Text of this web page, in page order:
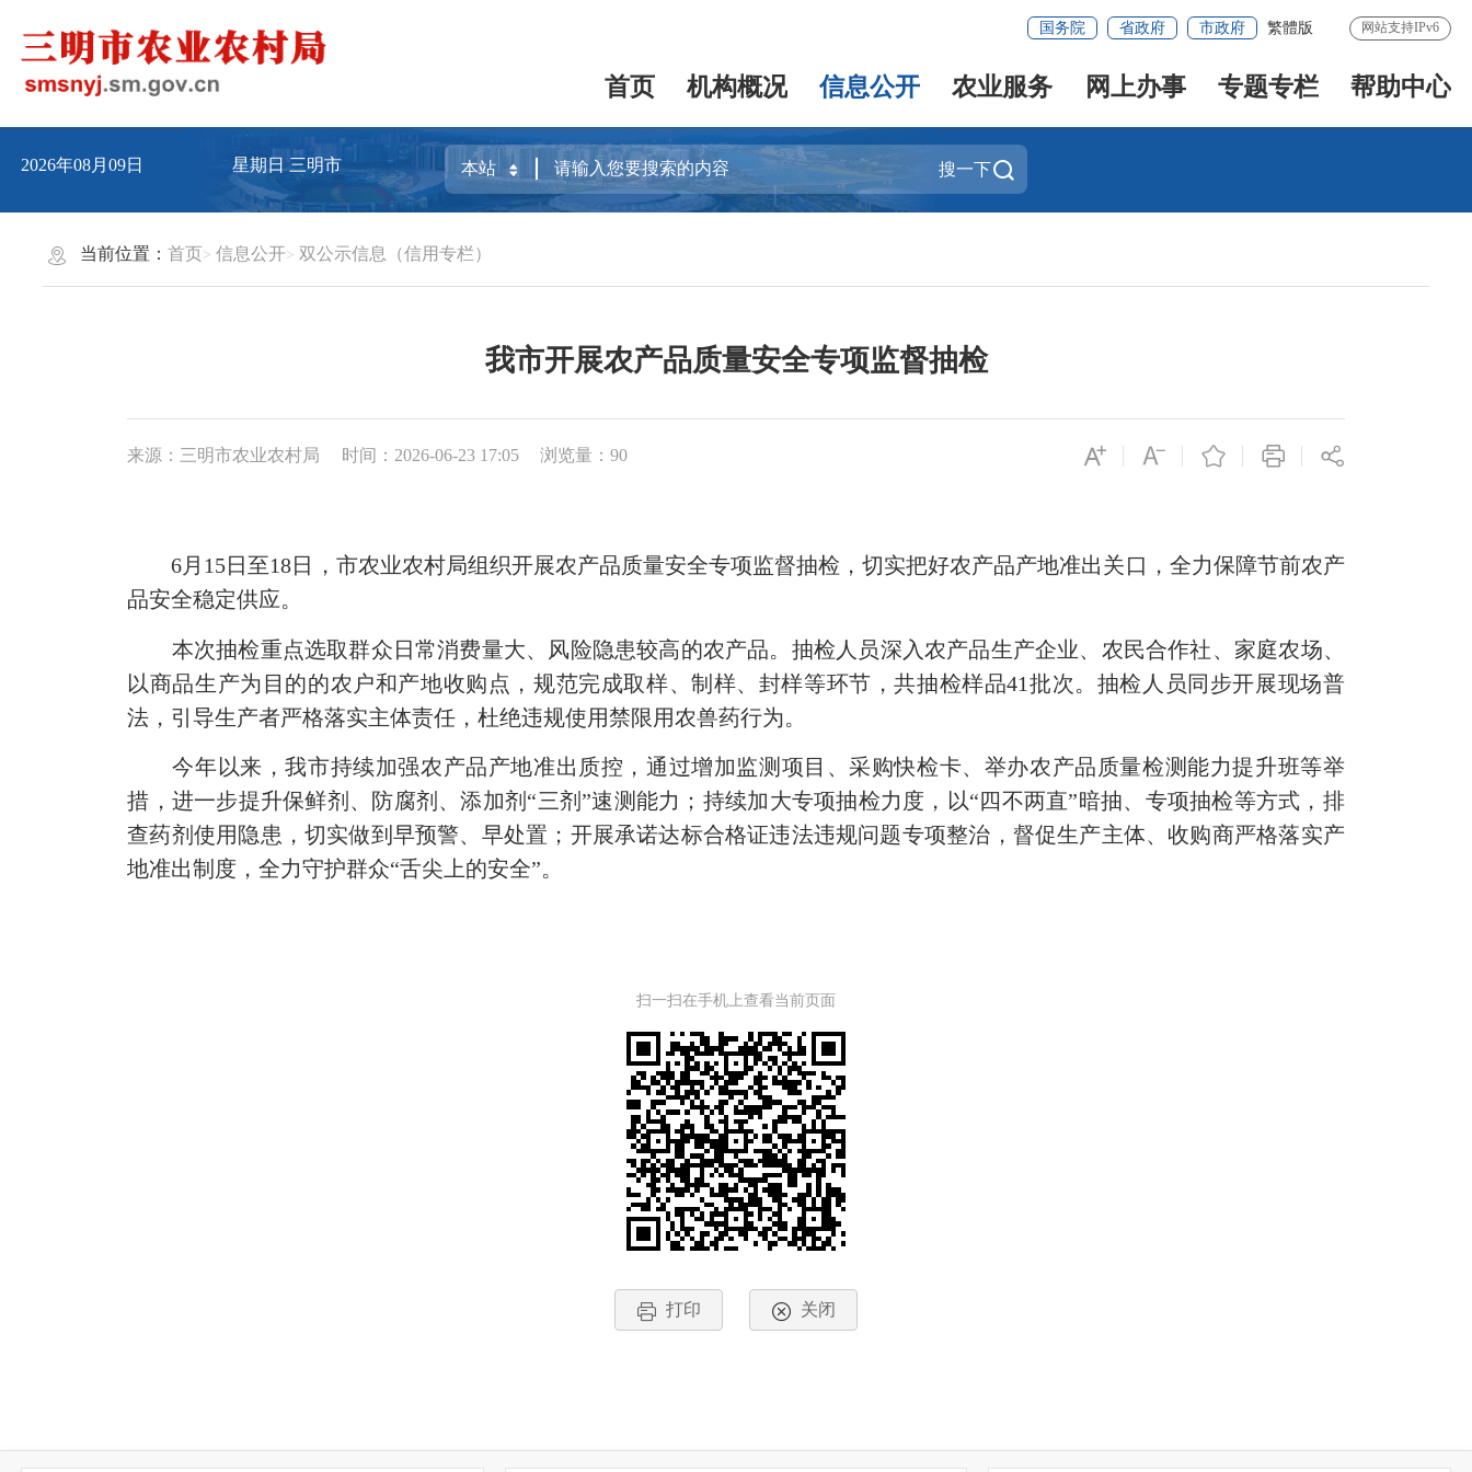
国务院 省政府 市政府 繁體版 网站支持IPv6
首页 机构概况 信息公开 农业服务 网上办事 专题专栏 帮助中心
2026年08月09日 星期日三明市 搜一下
当前位置：首页 信息公开 双公示信息（信用专栏）
我市开展农产品质量安全专项监督抽检
来源：三明市农业农村局 时间：2026-06-23 17:05 浏览量：90
6月15日至18日，市农业农村局组织开展农产品质量安全专项监督抽检，切实把好农产品产地准出关口，全力保障节前农产
品安全稳定供应。
本次抽检重点选取群众日常消费量大、风险隐患较高的农产品。抽检人员深入农产品生产企业、农民合作社、家庭农场、
以商品生产为目的的农户和产地收购点，规范完成取样、制样、封样等环节，共抽检样品41批次。抽检人员同步开展现场普
法，引导生产者严格落实主体责任，杜绝违规使用禁限用农兽药行为。
今年以来，我市持续加强农产品产地准出质控，通过增加监测项目、采购快检卡、举办农产品质量检测能力提升班等举
措，进一步提升保鲜剂、防腐剂、添加剂“三剂”速测能力；持续加大专项抽检力度，以“四不两直”暗抽、专项抽检等方式，排
查药剂使用隐患，切实做到早预警、早处置；开展承诺达标合格证违法违规问题专项整治，督促生产主体、收购商严格落实产
地准出制度，全力守护群众“舌尖上的安全”。
扫一扫在手机上查看当前页面
打印 关闭